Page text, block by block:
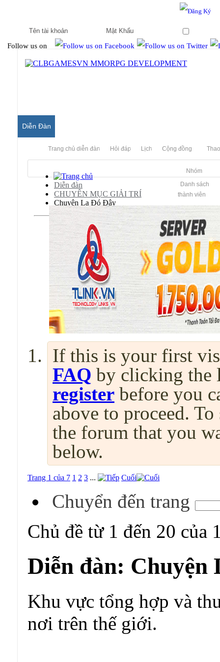
Follow us on
Diễn Đàn
Trang chủ diễn đàn Hỏi đáp Lịch Cộng đồng
Nhóm
Danh sách
thành viên
Diễn đàn
CHUYÊN MỤC GIẢI TRÍ
Chuyện Lạ Đó Đây
If this is your first
FAQ by clicking the
register before you
above to proceed.
the forum that you
below.
Trang 1 của 7 1 2 3 ... Cuối
Chuyển đến trang
Chủ đề từ 1 đến 20 của
Diễn đàn: Chuyện
Khu vực tổng hợp và
nơi trên thế giới.